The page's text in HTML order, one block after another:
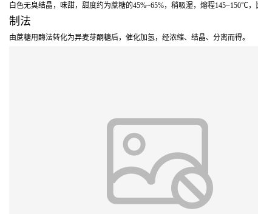
白色无臭结晶，味甜，甜度约为蔗糖的45%~65%，稍吸湿，熔程145~150℃
制法
由蔗糖用酶法转化为异麦芽酮糖后，催化加氢，经浓缩、结晶、分离而得。